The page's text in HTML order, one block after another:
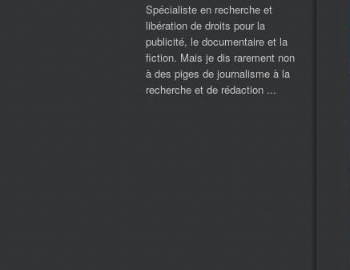
Spécialiste en recherche et
libération de droits pour la
publicité, le documentaire et la
fiction. Mais je dis rarement non
à des piges de journalisme à la
recherche et de rédaction ...